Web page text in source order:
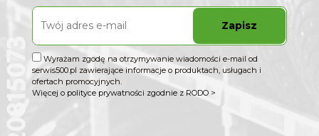
Zapisz
Wyrażam zgodę na otrzymywanie wiadomości e-mail od
serwis500.pl zawierające informacje o produktach, usługach i
ofertach promocyjnych.
Więcej o polityce prywatności zgodnie z RODO >